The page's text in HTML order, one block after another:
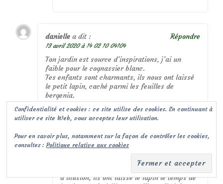
danielle a dit :
13 avril 2020 à 14 02 10 04104
Ton jardin est source d’inspirations, j’ai un
faible pour le cognassier blanc.
Tes enfants sont charmants, ils nous ont laissé
le petit lapin, caché parmi les feuilles de
bergenia.
danielle
Répondre
malo a dit :
13 avril 2020 à 18 06 01 04014
Merci Danielle! Ne te fais donc pas
d’illusion, ils ont laissé le lapin le temps de
Confidentialité et cookies : ce site utilise des cookies. En continuant à
utiliser ce site Web, vous acceptez leur utilisation.
Pour en savoir plus, notamment sur la façon de contrôler les cookies,
consultez :Politique relative aux cookies